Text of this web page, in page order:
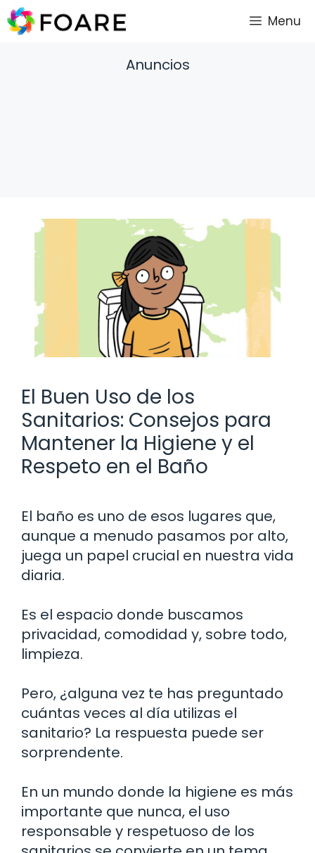
Saltar
al
Menu
Anuncios
El Buen Uso de los
Sanitarios: Consejos para
Mantener la Higiene y el
Respeto en el Baño
El baño es uno de esos lugares que,
aunque a menudo pasamos por alto,
juega un papel crucial en nuestra vida
diaria.
Es el espacio donde buscamos
privacidad, comodidad y, sobre todo,
limpieza.
Pero, ¿alguna vez te has preguntado
cuántas veces al día utilizas el
sanitario? La respuesta puede ser
sorprendente.
En un mundo donde la higiene es más
importante que nunca, el uso
responsable y respetuoso de los